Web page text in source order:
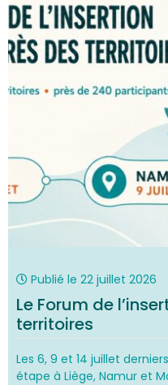
Publié le 22 juillet 2026
Le Forum de
territoires
Les 6, 9 et 14 juillet
étape à Liège, Namur et